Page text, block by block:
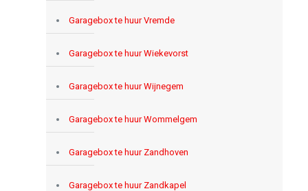
Garagebox te huur Vremde
Garagebox te huur Wiekevorst
Garagebox te huur Wijnegem
Garagebox te huur Wommelgem
Garagebox te huur Zandhoven
Garagebox te huur Zandkapel